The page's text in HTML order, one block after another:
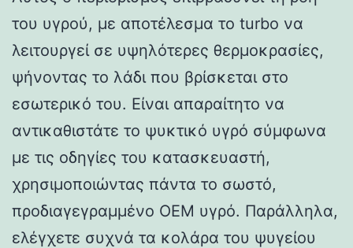
του υγρού, με αποτέλεσμα το turbo να
λειτουργεί σε υψηλότερες θερμοκρασίες,
ψήνοντας το λάδι που βρίσκεται στο
εσωτερικό του. Είναι απαραίτητο να
αντικαθιστάτε το ψυκτικό υγρό σύμφωνα
με τις οδηγίες του κατασκευαστή,
χρησιμοποιώντας πάντα το σωστό,
προδιαγεγραμμένο OEM υγρό. Παράλληλα,
ελέγχετε συχνά τα κολάρα του ψυγείου